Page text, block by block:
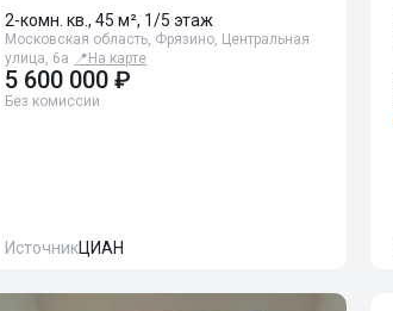
2-комн. кв., 45 м², 1/5 этаж
Московская область, Фрязино, Центральная
улица, 6а 📍 На карте
5 600 000 ₽
Без комиссии
ИсточникЦИАН